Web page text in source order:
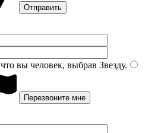
вы человек, выбрав Звезду.